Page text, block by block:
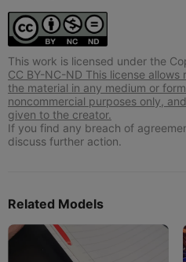
This work is licensed under the
CC BY-NC-ND This license
the material in any medium or
noncommercial purposes only,
given to the creator.
If you find any breach of
discuss further action.
Related Models